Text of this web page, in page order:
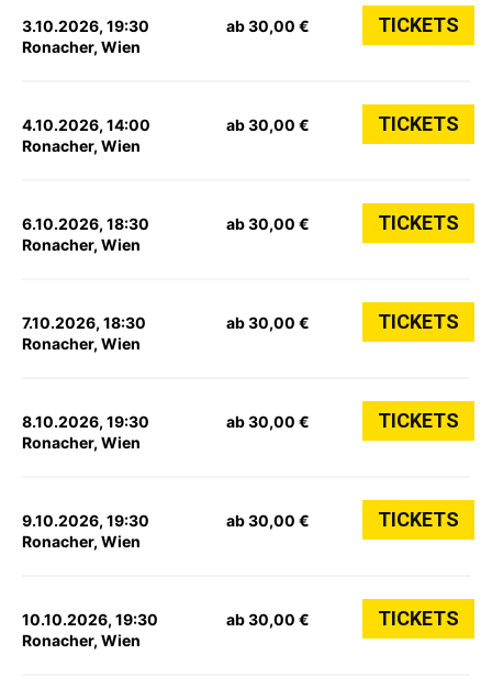
3.10.2026, 19:30
Ronacher, Wien
ab 30,00 € TICKETS
4.10.2026, 14:00
Ronacher, Wien
ab 30,00 € TICKETS
6.10.2026, 18:30
Ronacher, Wien
ab 30,00 € TICKETS
7.10.2026, 18:30
Ronacher, Wien
ab 30,00 € TICKETS
8.10.2026, 19:30
Ronacher, Wien
ab 30,00 € TICKETS
9.10.2026, 19:30
Ronacher, Wien
ab 30,00 € TICKETS
10.10.2026, 19:30
Ronacher, Wien
ab 30,00 € TICKETS